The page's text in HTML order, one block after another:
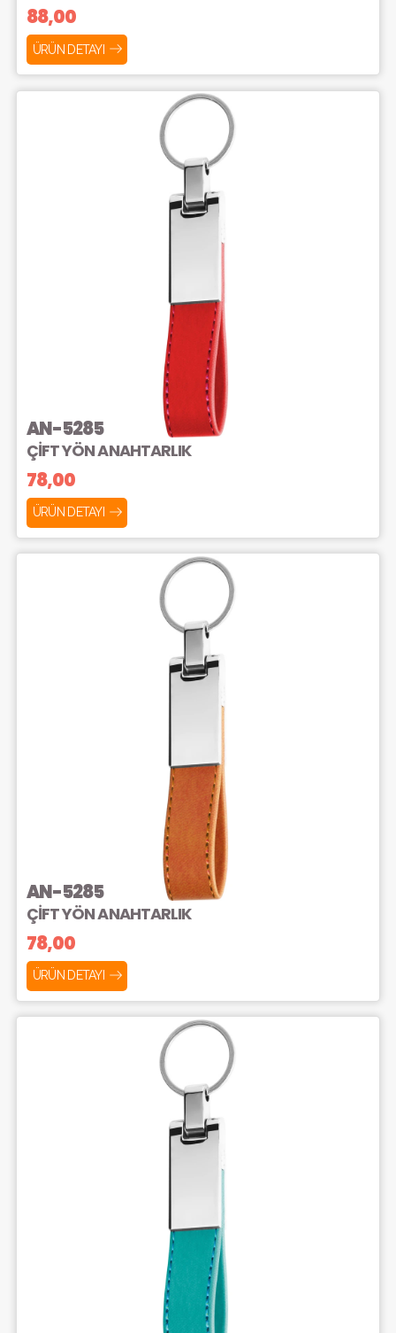
88,00
ÜRÜN DETAYI
AN-5285
ÇİFT YÖN ANAHTARLIK
78,00
ÜRÜN DETAYI
AN-5285
ÇİFT YÖN ANAHTARLIK
78,00
ÜRÜN DETAYI